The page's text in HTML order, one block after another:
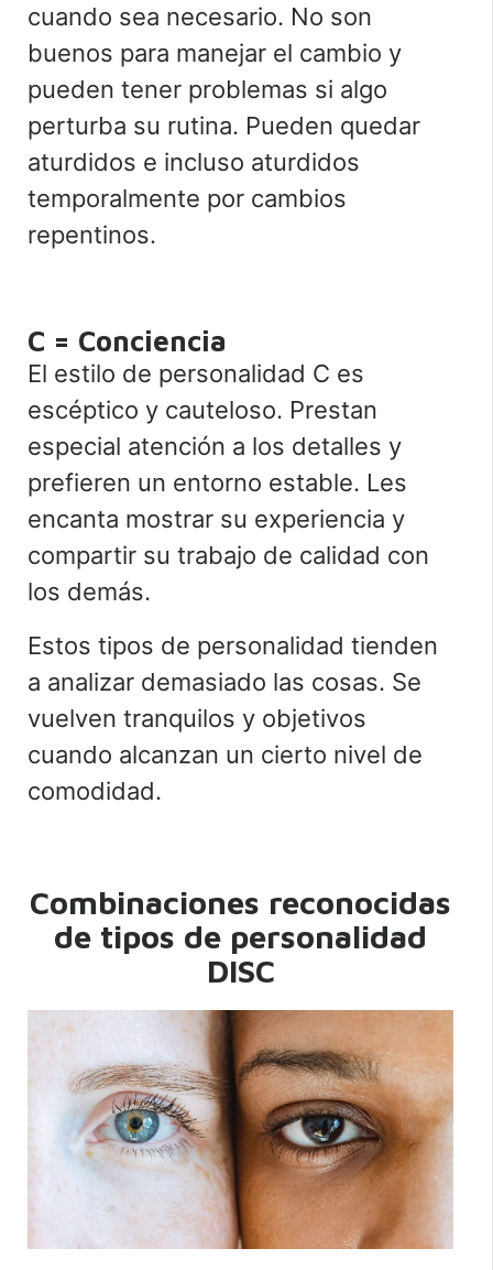
cuando sea necesario. No son
buenos para manejar el cambio y
pueden tener problemas si algo
perturba su rutina. Pueden quedar
aturdidos e incluso aturdidos
temporalmente por cambios
repentinos.
C = Conciencia
El estilo de personalidad C es
escéptico y cauteloso. Prestan
especial atención a los detalles y
prefieren un entorno estable. Les
encanta mostrar su experiencia y
compartir su trabajo de calidad con
los demás.
Estos tipos de personalidad tienden
a analizar demasiado las cosas. Se
vuelven tranquilos y objetivos
cuando alcanzan un cierto nivel de
comodidad.
Combinaciones reconocidas
de tipos de personalidad
DISC